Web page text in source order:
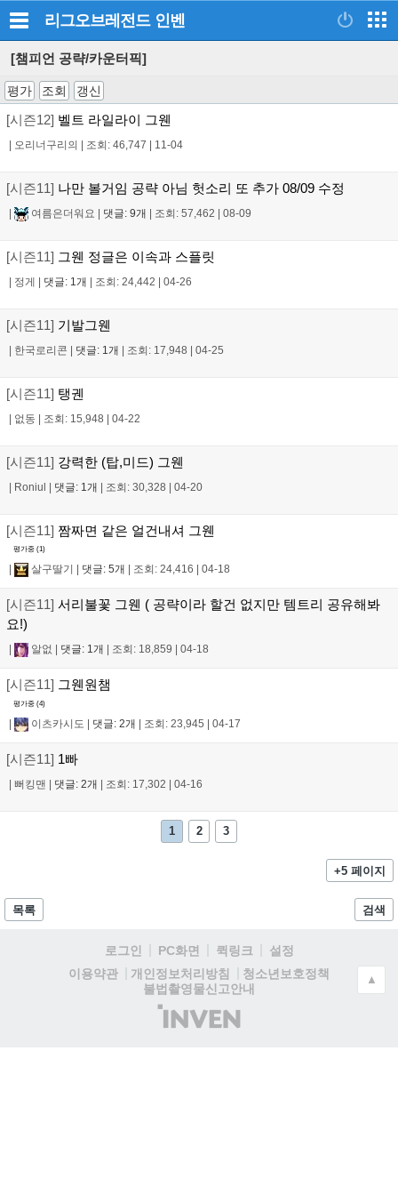
리그오브레전드 인벤
[챔피언 공략/카운터픽]
평가 조회 갱신
[시즌12] 벨트 라일라이 그웬
오리너구리의 조회: 46,747 11-04
[시즌11] 나만 볼거임 공략 아님 헛소리 또 추가 08/09 수정
여름은더워요 댓글: 9개 조회: 57,462 08-09
[시즌11] 그웬 정글은 이속과 스플릿
정게 댓글: 1개 조회: 24,442 04-26
[시즌11] 기발그웬
한국로리콘 댓글: 1개 조회: 17,948 04-25
[시즌11] 탱궨
없동 조회: 15,948 04-22
[시즌11] 강력한 (탑,미드) 그웬
Roniul 댓글: 1개 조회: 30,328 04-20
[시즌11] 짬짜면 같은 얼건내셔 그웬
평가중 (1)
살구딸기 댓글: 5개 조회: 24,416 04-18
[시즌11] 서리불꽃 그웬 ( 공략이라 할건 없지만 템트리 공유해봐
요!)
알없 댓글: 1개 조회: 18,859 04-18
[시즌11] 그웬원챔
평가중 (4)
| 이츠카시도 | 댓글: 2개 | 조회: 23,945 | 04-17
[시즌11] 1빠
| 뻐킹맨 | 댓글: 2개 | 조회: 17,302 | 04-16
1 2 3
+5 페이지
목록 검색
로그인 PC화면 퀵링크
설정
이용약관
개인정보처리방침
청소년보호정책
불법촬영물신고안내
(주)
인
▲